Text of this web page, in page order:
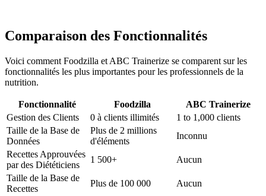
Comparaison des Fonctionnalités
Voici comment Foodzilla et ABC Trainerize se comparent sur les
fonctionnalités les plus importantes pour les professionnels de la
nutrition.
Fonctionnalité Foodzilla
ABC Trainerize
Gestion des Clients
0 à clients illimités
1 to 1,000 clients
Taille de la Base de
Données
Plus de 2 millions
d'éléments
Inconnu
Recettes Approuvées
par des Diététiciens
1 500+
Aucun
Taille de la Base de
Recettes
Plus de 100 000 Aucun